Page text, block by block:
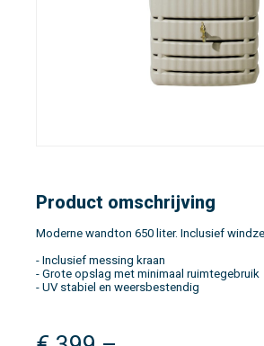
Product omschrijving
Moderne wandton 650 liter. Inclusief
- Inclusief messing kraan
- Grote opslag met minimaal ruimtegebruik
- UV stabiel en weersbestendig